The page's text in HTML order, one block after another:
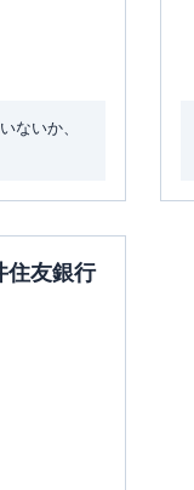
ないか、
住友銀行